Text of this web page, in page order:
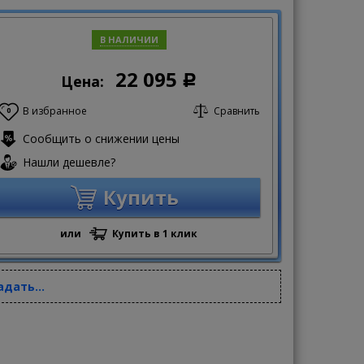
В НАЛИЧИИ
Цена: 22 095 Р
0 В избранное Сравнить
Сообщить о снижении цены
Нашли дешевле?
Купить
или Купить в 1 клик